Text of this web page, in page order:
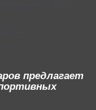
предлагает